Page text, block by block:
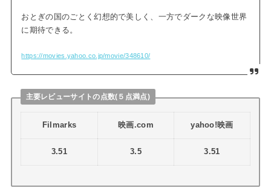
おとぎの国のごとく幻想的で美しく、一方でダークな映像世界
に期待できる。
https://movies.yahoo.co.jp/movie/348610/
主要レビューサイトの点数(５点満点)
Filmarks 映画.com yahoo!映画
3.51 3.5 3.51